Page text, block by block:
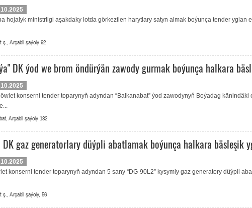
hojalyk ministrligi aşakdaky lotda görkezilen harytlary satyn almak boýunça tender yglan
ş., Arçabil şaýoly 92
DK ýod we brom öndürýän zawody gurmak boýunça halkara
konserni tender toparynyň adyndan “Balkanabat” ýod zawodynyň Boýadag
Arçabil şaýoly 132
DK gaz generatorlary düýpli abatlamak boýunça halkara bäsleşik
konserni tender toparynyň adyndan 5 sany “DG-90L2” kysymly gaz generatory düýpli
ş., Arçabil şaýoly, 56